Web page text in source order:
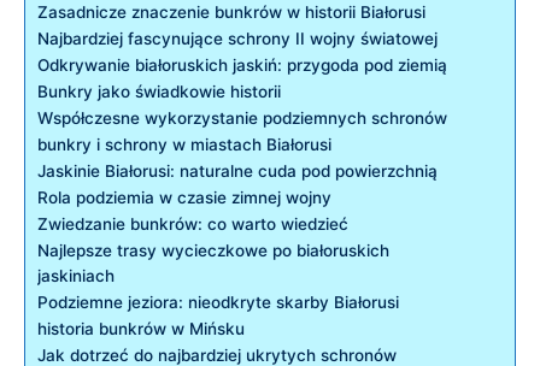
Zasadnicze znaczenie ⁣bunkrów ⁤w historii Białorusi
Najbardziej fascynujące schrony II‍ wojny⁢ światowej
Odkrywanie białoruskich⁢ jaskiń: przygoda ​pod ‍ziemią
Bunkry jako‌ świadkowie historii
Współczesne wykorzystanie podziemnych ​schronów
bunkry⁤ i schrony w miastach Białorusi
Jaskinie Białorusi: naturalne ⁤cuda pod powierzchnią
Rola podziemia w ⁣czasie zimnej wojny
Zwiedzanie bunkrów:⁢ co warto ⁤wiedzieć
Najlepsze trasy wycieczkowe po białoruskich
jaskiniach
Podziemne jeziora: nieodkryte skarby Białorusi
historia ​bunkrów w Mińsku
Jak dotrzeć do najbardziej ukrytych schronów